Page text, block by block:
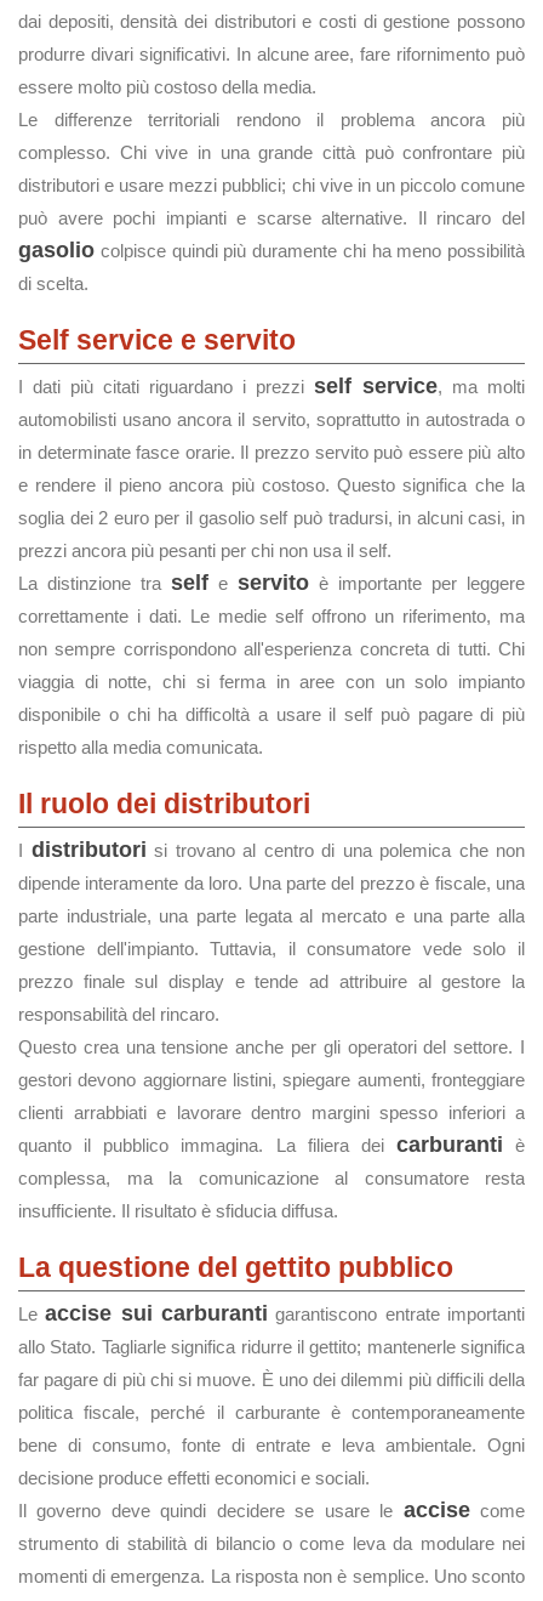
dai depositi, densità dei distributori e costi di gestione possono
produrre divari significativi. In alcune aree, fare rifornimento può
essere molto più costoso della media.
Le differenze territoriali rendono il problema ancora più
complesso. Chi vive in una grande città può confrontare più
distributori e usare mezzi pubblici; chi vive in un piccolo comune
può avere pochi impianti e scarse alternative. Il rincaro del
gasolio colpisce quindi più duramente chi ha meno possibilità
di scelta.
Self service e servito
I dati più citati riguardano i prezzi self service, ma molti
automobilisti usano ancora il servito, soprattutto in autostrada o
in determinate fasce orarie. Il prezzo servito può essere più alto
e rendere il pieno ancora più costoso. Questo significa che la
soglia dei 2 euro per il gasolio self può tradursi, in alcuni casi, in
prezzi ancora più pesanti per chi non usa il self.
La distinzione tra self e servito è importante per leggere
correttamente i dati. Le medie self offrono un riferimento, ma
non sempre corrispondono all'esperienza concreta di tutti. Chi
viaggia di notte, chi si ferma in aree con un solo impianto
disponibile o chi ha difficoltà a usare il self può pagare di più
rispetto alla media comunicata.
Il ruolo dei distributori
I distributori si trovano al centro di una polemica che non
dipende interamente da loro. Una parte del prezzo è fiscale, una
parte industriale, una parte legata al mercato e una parte alla
gestione dell'impianto. Tuttavia, il consumatore vede solo il
prezzo finale sul display e tende ad attribuire al gestore la
responsabilità del rincaro.
Questo crea una tensione anche per gli operatori del settore. I
gestori devono aggiornare listini, spiegare aumenti, fronteggiare
clienti arrabbiati e lavorare dentro margini spesso inferiori a
quanto il pubblico immagina. La filiera dei carburanti è
complessa, ma la comunicazione al consumatore resta
insufficiente. Il risultato è sfiducia diffusa.
La questione del gettito pubblico
Leaccise sui carburanti garantiscono entrate importanti
allo Stato. Tagliarle significa ridurre il gettito; mantenerle significa
far pagare di più chi si muove. È uno dei dilemmi più difficili della
politica fiscale, perché il carburante è contemporaneamente
bene di consumo, fonte di entrate e leva ambientale. Ogni
decisione produce effetti economici e sociali.
Il governo deve quindi decidere se usare le accisecome
strumento di stabilità di bilancio o come leva da modulare nei
momenti di emergenza. La risposta non è semplice. Uno sconto